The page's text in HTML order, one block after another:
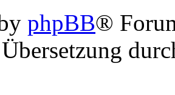
phpBB®